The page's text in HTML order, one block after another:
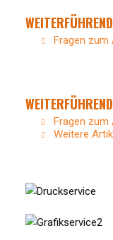
Fragen zum
Fragen zum
Weitere